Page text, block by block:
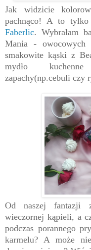
Jak widzicie
pachnąco! A to
Faberlic. Wybrałam
Mania - owocowych
smakowite kąski z
mydło
zapachy(np.cebuli czy
Od naszej fantazji
wieczornej kąpieli, a
podczas porannego
karmelu? A może